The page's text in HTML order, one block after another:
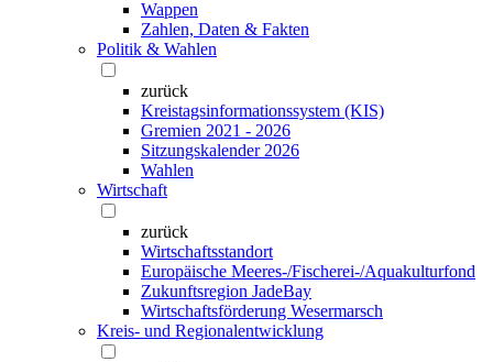
Wappen
Zahlen, Daten & Fakten
Politik & Wahlen
zurück
Kreistagsinformationssystem (KIS)
Gremien 2021 - 2026
Sitzungskalender 2026
Wahlen
Wirtschaft
zurück
Wirtschaftsstandort
Europäische Meeres-/Fischerei-/Aquakulturfond
Zukunftsregion JadeBay
Wirtschaftsförderung Wesermarsch
Kreis- und Regionalentwicklung